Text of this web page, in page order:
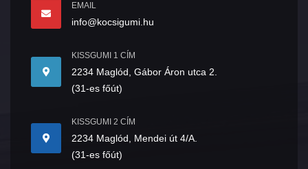
EMAIL
info@kocsigumi.hu
KISSGUMI 1 CÍM
2234 Maglód, Gábor Áron utca 2.
(31-es főút)
KISSGUMI 2 CÍM
2234 Maglód, Mendei út 4/A.
(31-es főút)